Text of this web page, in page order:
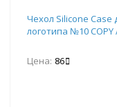
Чехол Silicone Case
логотипа №10 COPY
Цена: 86